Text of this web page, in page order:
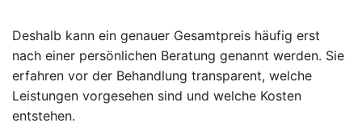
Deshalb kann ein genauer Gesamtpreis häufig erst
nach einer persönlichen Beratung genannt werden. Sie
erfahren vor der Behandlung transparent, welche
Leistungen vorgesehen sind und welche Kosten
entstehen.